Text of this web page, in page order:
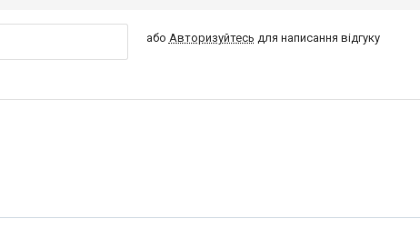
або Авторизуйтесь для написання відгуку